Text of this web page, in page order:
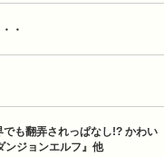
・
も翻弄されっぱなし!? かわい
ンジョンエルフ』他